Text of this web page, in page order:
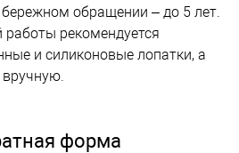
обращении – до 5 лет.
рекомендуется
и силиконовые лопатки, а
форма